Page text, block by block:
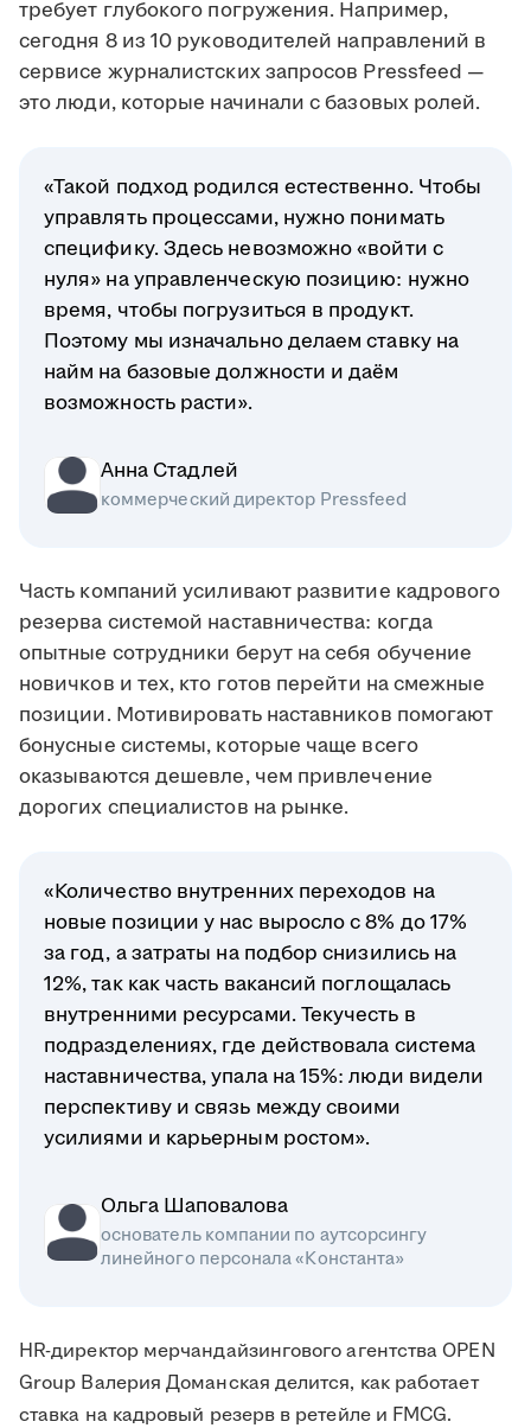
требует глубокого погружения. Например,
сегодня 8 из 10 руководителей направлений в
сервисе журналистских запросов Pressfeed —
это люди, которые начинали с базовых ролей.
«Такой подход родился естественно. Чтобы
управлять процессами, нужно понимать
специфику. Здесь невозможно «войти с
нуля» на управленческую позицию: нужно
время, чтобы погрузиться в продукт.
Поэтому мы изначально делаем ставку на
найм на базовые должности и даём
возможность расти».
Анна Стадлей
коммерческий директор Pressfeed
Часть компаний усиливают развитие кадрового
резерва системой наставничества: когда
опытные сотрудники берут на себя обучение
новичков и тех, кто готов перейти на смежные
позиции. Мотивировать наставников помогают
бонусные системы, которые чаще всего
оказываются дешевле, чем привлечение
дорогих специалистов на рынке.
«Количество внутренних переходов на
новые позиции у нас выросло с 8% до 17%
за год, а затраты на подбор снизились на
12%, так как часть вакансий поглощалась
внутренними ресурсами. Текучесть в
подразделениях, где действовала система
наставничества, упала на 15%: люди видели
перспективу и связь между своими
усилиями и карьерным ростом».
Ольга Шаповалова
основатель компании по аутсорсингу
линейного персонала «Константа»
HR-директор мерчандайзингового агентства OPEN
Group Валерия Доманская делится, как работает
ставка на кадровый резерв в ретейле и FMCG.